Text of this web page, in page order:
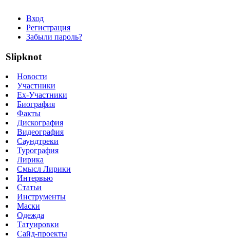
Вход
Регистрация
Забыли пароль?
Slipknot
Новости
Участники
Ex-Участники
Биография
Факты
Дискография
Видеография
Саундтреки
Турография
Лирика
Смысл Лирики
Интервью
Статьи
Инструменты
Маски
Одежда
Татуировки
Сайд-проекты